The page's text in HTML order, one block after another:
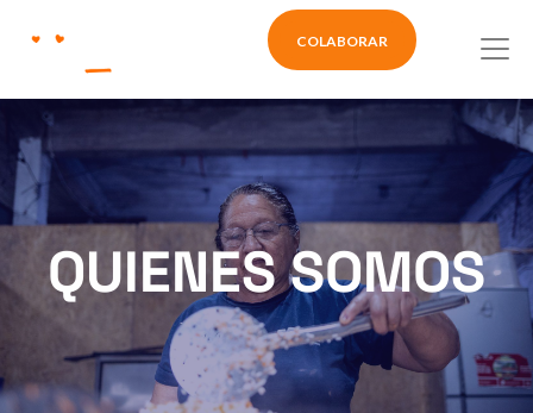
COLABORAR
​QUIENES SOMOS